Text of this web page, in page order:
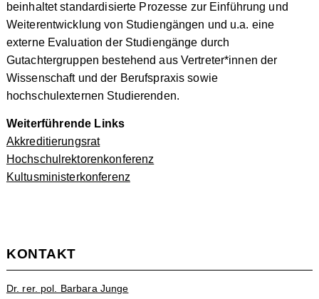
beinhaltet standardisierte Prozesse zur Einführung und
Weiterentwicklung von Studiengängen und u.a. eine
externe Evaluation der Studiengänge durch
Gutachtergruppen bestehend aus Vertreter*innen der
Wissenschaft und der Berufspraxis sowie
hochschulexternen Studierenden.
Weiterführende Links
Akkreditierungsrat
Hochschulrektorenkonferenz
Kultusministerkonferenz
KONTAKT
Dr. rer. pol. Barbara Junge